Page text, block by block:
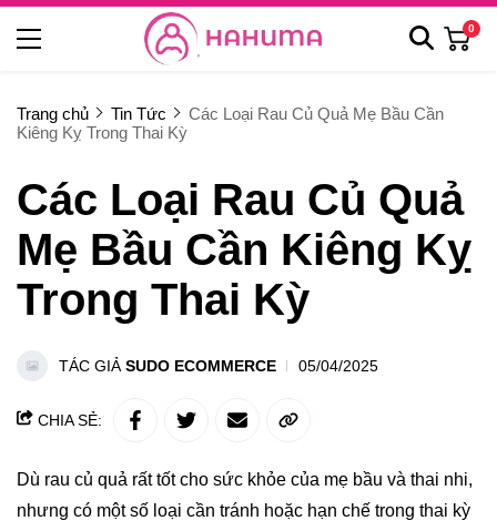
0
Trang chủ Tin Tức
Các Loại Rau Củ Quả Mẹ Bầu Cần
Kiêng Kỵ Trong Thai Kỳ
Các Loại Rau Củ Quả
Mẹ Bầu Cần Kiêng Kỵ
Trong Thai Kỳ
TÁC GIẢSUDO ECOMMERCE 05/04/2025
CHIA SẺ:
Dù rau củ quả rất tốt cho sức khỏe của mẹ bầu và thai nhi,
nhưng có một số loại cần tránh hoặc hạn chế trong thai kỳ